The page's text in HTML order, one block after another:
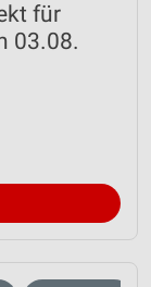
für
03.08.